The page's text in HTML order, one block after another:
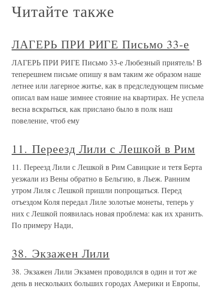
Читайте также
ЛАГЕРЬ ПРИ РИГЕ Письмо 33-е
ЛАГЕРЬ ПРИ РИГЕ Письмо 33-е Любезный приятель! В
теперешнем письме опишу я вам таким же образом наше
летнее или лагерное житье, как в предследующем письме
описал вам наше зимнее стояние на квартирах. Не успела
весна вскрыться, как прислано было в полк наш
повеление, чтоб ему
11. Переезд Лили с Лешкой в Рим
11. Переезд Лили с Лешкой в Рим Савицкие и тетя Берта
уезжали из Вены обратно в Бельгию, в Льеж. Ранним
утром Лиля с Лешкой пришли попрощаться. Перед
отъездом Коля передал Лиле золотые монеты, теперь у
них с Лешкой появилась новая проблема: как их хранить.
По примеру Нади,
38. Экзажен Лили
38. Экзажен Лили Экзамен проводился в один и тот же
день в нескольких больших городах Америки и Европы,